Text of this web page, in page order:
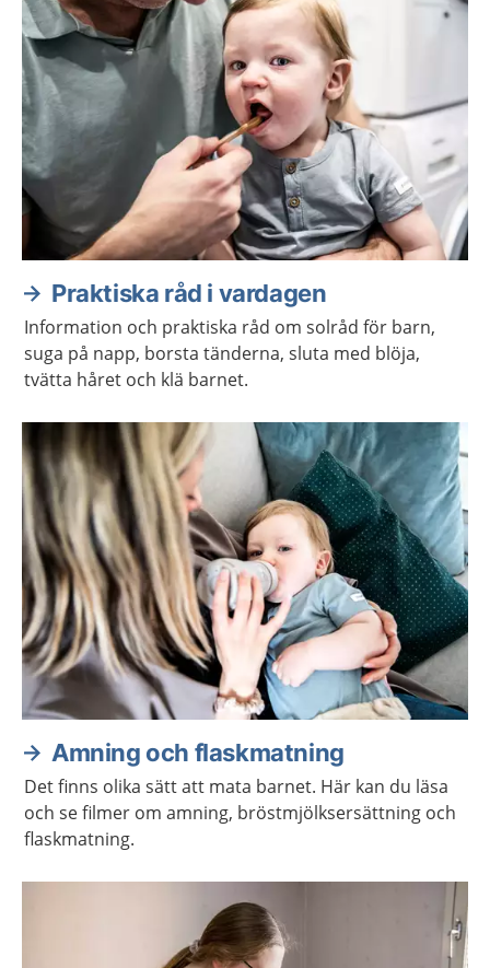
Praktiska råd i vardagen
Information och praktiska råd om solråd för barn,
suga på napp, borsta tänderna, sluta med blöja,
tvätta håret och klä barnet.
Amning och flaskmatning
Det finns olika sätt att mata barnet. Här kan du läsa
och se filmer om amning, bröstmjölksersättning och
flaskmatning.